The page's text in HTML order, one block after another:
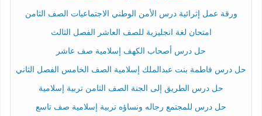
ورقة عمل إثرائية درس الأمن الوطني الاجتماعيات الصف الثامن
امتحان لغة انجليزية للصف العاشر الفصل الثالث
حل درس أصحاب الكهف إسلامية صف عاشر
حل درس فاطمة بنت عبدالملك إسلامية الصف الخامس الفصل الثاني
حل درس الطريق إلى الجنة الصف الثامن تربية إسلامية
حل درس للمجتمع رجاله ونساؤه تربية إسلامية صف تاسع